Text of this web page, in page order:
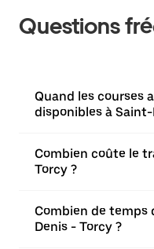
Questions
Quand les courses
disponibles à Saint-
Combien coûte le
Torcy ?
Combien de
Denis - Torcy ?